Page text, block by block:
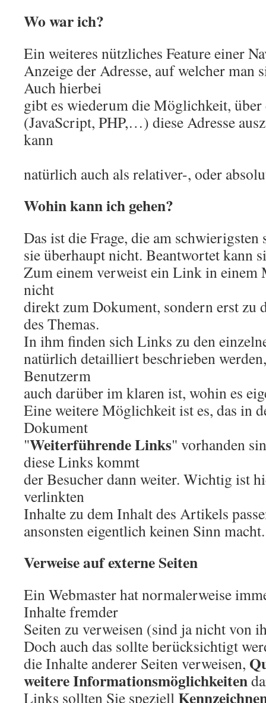
Wo war ich?
Ein weiteres nützliches Feature einer
Anzeige der Adresse, auf welcher man
Auch hierbei
gibt es wiederum die Möglichkeit,
(JavaScript, PHP,…) diese Adresse
kann
natürlich auch als relativer-, oder
Wohin kann ich gehen?
Das ist die Frage, die am schwierigsten
sie überhaupt nicht. Beantwortet kann
Zum einem verweist ein Link in einem
nicht
direkt zum Dokument, sondern erst zu
des Themas.
In ihm finden sich Links zu den
natürlich detailliert beschrieben
Benutzerm
auch darüber im klaren ist, wohin es
Eine weitere Möglichkeit ist es, das in
Dokument
"Weiterführende Links" vorhanden
diese Links kommt
der Besucher dann weiter. Wichtig ist
verlinkten
Inhalte zu dem Inhalt des Artikels
ansonsten eigentlich keinen Sinn macht.
Verweise auf externe Seiten
Ein Webmaster hat normalerweise
Inhalte fremder
Seiten zu verweisen (sind ja nicht von
Doch auch das sollte berücksichtigt
die Inhalte anderer Seiten verweisen,
weitere Informationsmöglichkeiten
Links sollten Sie speziell